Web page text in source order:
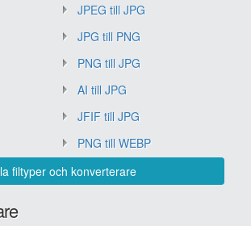
JPEG till JPG
JPG till PNG
PNG till JPG
AI till JPG
JFIF till JPG
PNG till WEBP
filtyper och konverterare